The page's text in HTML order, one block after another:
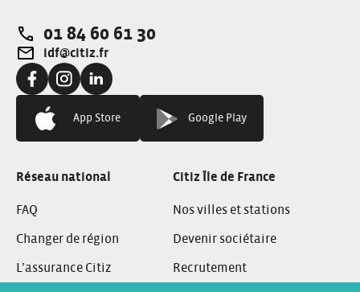
Téléphone:
01 84 60 61 30
Adresse e-mail:
idf@citiz.fr
Facebook:Instagram:Linkedin:
App Store Google Play
Réseau national
FAQ
Changer de région
L’assurance Citiz
Citiz Île de France
Nos villes et stations
Devenir sociétaire
Recrutement